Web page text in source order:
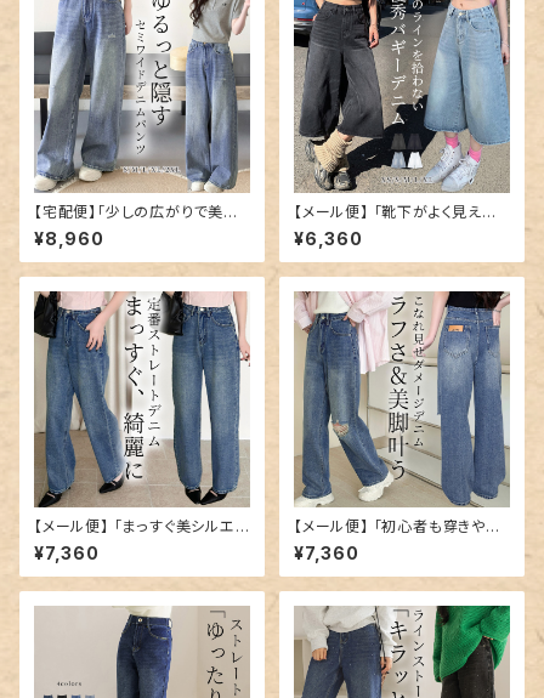
【宅配便】「少しの広がりで美脚
に近づく」デニム パンツ セミワ
イド レディース ポイント／pant
s700
¥8,960
【メール便】 「靴下がよく見える
丈感」バギーパンツ レディース
デニム ジーンズ／pants696
¥6,360
【メール便】 「まっすぐ美シルエッ
ト」デニム パンツ ストレート ジ
ーンズ／pants698
¥7,360
【メール便】 「初心者も穿きやす
いダメージ」デニム パンツ スト
レート レディース／pants699
¥7,360